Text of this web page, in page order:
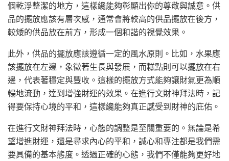
個乾淨整潔的地方，這樣纔能夠彰顯出你的尊敬與誠意。供
品的擺放應該有層次感，通常會將較高的供品擺放在後方，
較矮的供品放在前方，形成一個和諧的視覺效果。
此外，供品的擺放應該遵循一定的風水原則。比如，水果應
該擺放在左邊，象徵著生長與發展，而糕點則可以擺放在右
邊，代表著穩定與豐收。這樣的擺放方式能夠讓財氣更為順
暢地流動，達到增強財運的效果。在進行文財神拜法時，記
得要保持心境的平和，這樣纔能夠真正感受到財神的庇佑。
在進行文財神拜法時，心態的調整是至關重要的。無論是希
望增進財運，還是尋求內心的平和，誠心和專注都是我們需
要具備的基本態度。透過正確的心態，我們不僅能夠更好地